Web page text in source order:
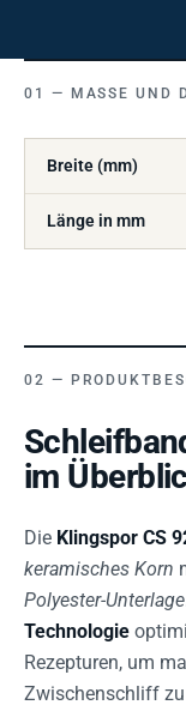
MASSE UND
Breite (mm)
Länge in mm
im
Die Klingspor CS
keramisches Korn
Polyester-Unterlage
Technologie
Rezepturen, um
Zwischenschliff